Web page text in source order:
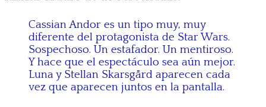
Cassian Andor es un tipo muy, muy
diferente del protagonista de Star Wars.
Sospechoso. Un estafador. Un mentiroso.
Y hace que el espectáculo sea aún mejor.
Luna y Stellan Skarsgård aparecen cada
vez que aparecen juntos en la pantalla.